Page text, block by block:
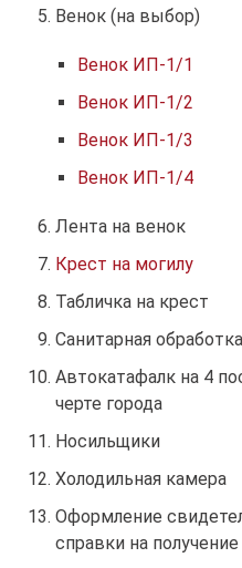
Венок (на выбор)
Венок ИП-1/1
Венок ИП-1/2
Венок ИП-1/3
Венок ИП-1/4
Лента на венок
Крест на могилу
Табличка на крест
Санитарная
Автокатафалк на 4
черте города
Носильщики
Холодильная камера
Оформление
справки на